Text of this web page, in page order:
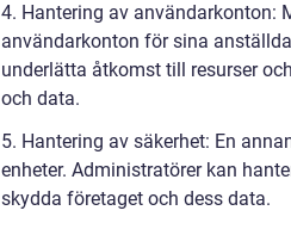
4. Hantering av användarkonton:
användarkonton för sina
underlätta åtkomst till resurser
och data.
5. Hantering av säkerhet: En
enheter. Administratörer kan
skydda företaget och dess data.